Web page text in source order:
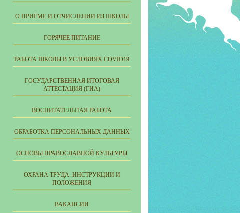
О ПРИЁМЕ И ОТЧИСЛЕНИИ ИЗ ШКОЛЫ
ГОРЯЧЕЕ ПИТАНИЕ
РАБОТА ШКОЛЫ В УСЛОВИЯХ COVID19
ГОСУДАРСТВЕННАЯ ИТОГОВАЯ
АТТЕСТАЦИЯ (ГИА)
ВОСПИТАТЕЛЬНАЯ РАБОТА
ОБРАБОТКА ПЕРСОНАЛЬНЫХ ДАННЫХ
ОСНОВЫ ПРАВОСЛАВНОЙ КУЛЬТУРЫ
ОХРАНА ТРУДА. ИНСТРУКЦИИ И
ПОЛОЖЕНИЯ
ВАКАНСИИ